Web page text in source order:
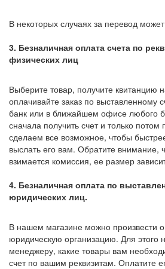
В некоторых случаях за перевод
3. Безналичная оплата счета по
физических лиц
Выберите товар, получите квитанцию
оплачивайте заказ по выставленному
банк или в ближайшем офисе любого
сначала получить счет и только
сделаем все возможное, чтобы
выслать его вам. Обратите внимание,
взимается комиссия, ее размер
4. Безналичная оплата по
юридических лиц.
В нашем магазине можно произвести
юридическую организацию. Для этого
менеджеру, какие товары вам
счет по вашим реквизитам. Оплатите